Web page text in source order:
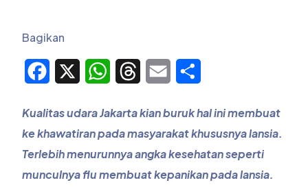
Bagikan
Facebook WhatsAppThreadsEmail
Kualitas udara Jakarta kian buruk hal ini membuat
ke khawatiran pada masyarakat khususnyalansia.
Terlebih menurunnya angka kesehatan seperti
munculnya flu membuat kepanikan padalansia.